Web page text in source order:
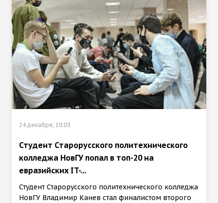
24 декабря, 10:03
Студент Старорусского политехнического
колледжа НовГУ попал в топ-20 на
евразийских IT-...
Студент Старорусского политехнического колледжа
НовГУ Владимир Канев стал финалистом второго